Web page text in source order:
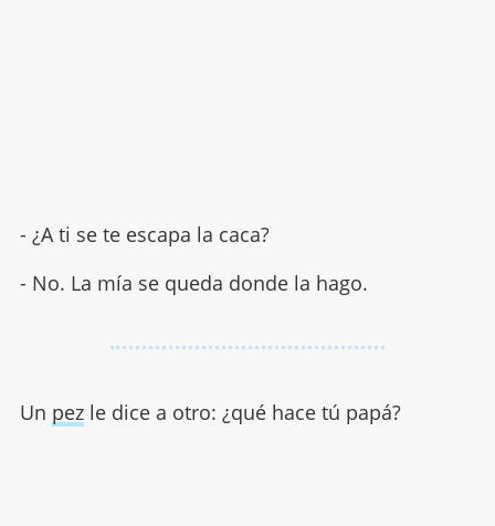
- ¿A ti se te escapa la caca?
- No. La mía se queda donde la hago.
Un pezle dice a otro: ¿qué hace tú papá?